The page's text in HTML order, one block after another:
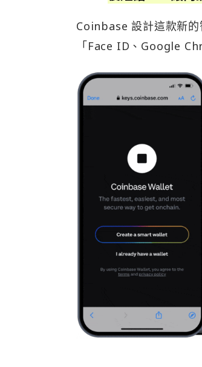
Coinbase 設計這款新的
「Face ID、Google